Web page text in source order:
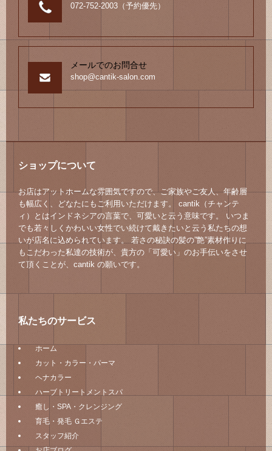
072-752-2003（予約優先）
メールでのお問合せ
shop@cantik-salon.com
ショップについて
お店はアットホームな雰囲気ですので、ご家族やご友人、年齢層
も幅広く、どなたにもご利用いただけます。 cantik（チャンテ
ィ）とはインドネシアの言葉で、可愛いと云う意味です。 いつま
でも若々しくかわいい女性でい続けて戴きたいと云う私たちの想
いが店名に込められています。 若さの秘訣の髪の”艶”素材作りに
もこだわった私達の技術が、貴方の「可愛い」のお手伝いをさせ
て頂くことが、cantik の願いです。
私たちのサービス
ホーム
カット・カラー・パーマ
ヘナカラー
ハーブトリートメントスパ
癒し・SPA・クレンジング
育毛・発毛 Ｇエステ
スタッフ紹介